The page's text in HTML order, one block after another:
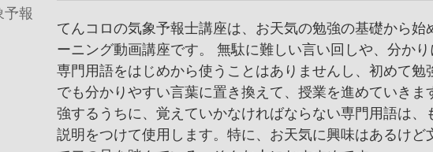
報
てんコロの気象予報士講座は、お天気の勉強の基礎から始
ーニング動画講座です。 無駄に難しい言い回しや、分か
専門用語をはじめから使うことはありませんし、初めて勉
でも分かりやすい言葉に置き換えて、授業を進めていきま
強するうちに、覚えていかなければならない専門用語は、
説明をつけて使用します。特に、お天気に興味はあるけど